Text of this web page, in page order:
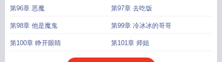
第96章 恶魔 第97章 去吃饭
第98章 他是魔鬼 第99章 冷冰冰的哥哥
第100章 睁开眼睛 第101章 师姐